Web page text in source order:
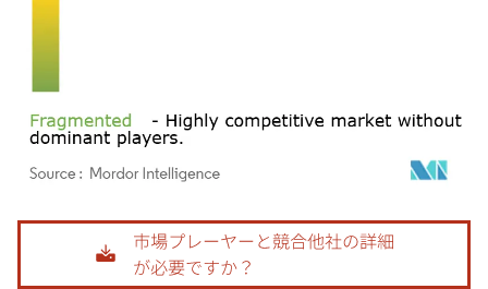
画像 © Mordor Intelligence。再利用にはCC BY 4.0の表示が必要です。